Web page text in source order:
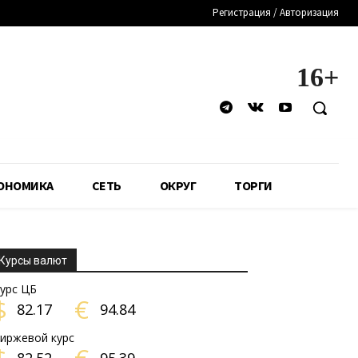
Регистрация / Авторизация
16+
СЕТЬ ОКРУГ ТОРГИ
Курсы валют
ЦБ
82.17 € 94.84
курс